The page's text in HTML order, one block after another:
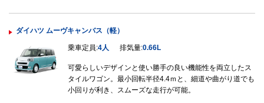
ダイハツ ムーヴキャンバス（軽）
乗車定員:4人 排気量:0.66L
可愛らしいデザインと使い勝手の良い機能性を両立したス
タイルワゴン。最小回転半径4.4ｍと、細道や曲がり道でも
小回りが利き、スムーズな走行が可能。